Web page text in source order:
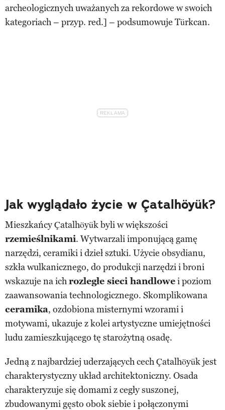
archeologicznych uważanych za rekordowe w swoich
kategoriach – przyp. red.] – podsumowuje Türkcan.
Jak wyglądało życie w Çatalhöyük?
Mieszkańcy Çatalhöyük byli w większości
rzemieślnikami. Wytwarzali imponującą gamę
narzędzi, ceramiki i dzieł sztuki. Użycie obsydianu,
szkła wulkanicznego, do produkcji narzędzi i broni
wskazuje na ichrozległe sieci handlowei poziom
zaawansowania technologicznego. Skomplikowana
ceramika, ozdobiona misternymi wzorami i
motywami, ukazuje z kolei artystyczne umiejętności
ludu zamieszkującego tę starożytną osadę.
Jedną z najbardziej uderzających cech Çatalhöyük jest
charakterystyczny układ architektoniczny. Osada
charakteryzuje się domami z cegły suszonej,
zbudowanymi gęsto obok siebie i połączonymi